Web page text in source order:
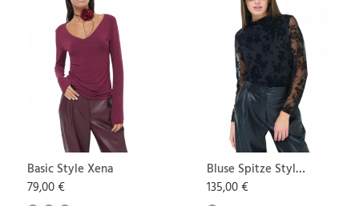
Basic Style Xena
79,00 €
Bluse Spitze Style
Luna
135,00 €